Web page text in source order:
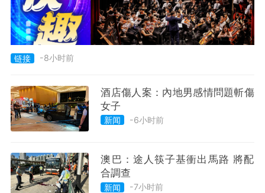
链接 -8小时前
酒店傷人案：內地男感情問題斬傷
女子
新闻 -6小时前
澳巴：途人筷子基衝出馬路 將配
合調查
新闻 -7小时前